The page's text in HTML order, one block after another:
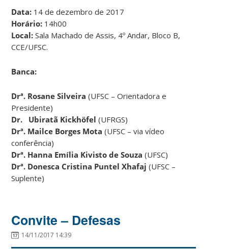
Data: 14 de dezembro de 2017
Horário: 14h00
Local: Sala Machado de Assis, 4º Andar, Bloco B,
CCE/UFSC.
Banca:
Drª. Rosane Silveira(UFSC – Orientadora e
Presidente)
Dr. Ubiratã Kickhöfel (UFRGS)
Drª. Mailce Borges Mota(UFSC – via vídeo
conferência)
Drª. Hanna Emília Kivisto de Souza(UFSC)
Drª. Donesca Cristina Puntel Xhafaj (UFSC –
Suplente)
Convite – Defesas
14/11/2017 14:39